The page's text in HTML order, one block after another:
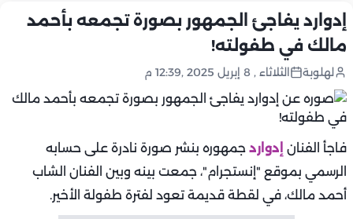
إدوارد يفاجئ الجمهور بصورة تجمعه بأحمد
مالك في طفولته!
لهلوبة الثلاثاء , 8 إبريل 2025 ,12:39 م
فاجأ الفنان إدوارد جمهوره بنشر صورة نادرة على حسابه
الرسمي بموقع "إنستجرام"، جمعت بينه وبين الفنان الشاب
أحمد مالك، في لقطة قديمة تعود لفترة طفولة الأخير.